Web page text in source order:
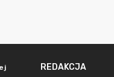
REDAKCJA